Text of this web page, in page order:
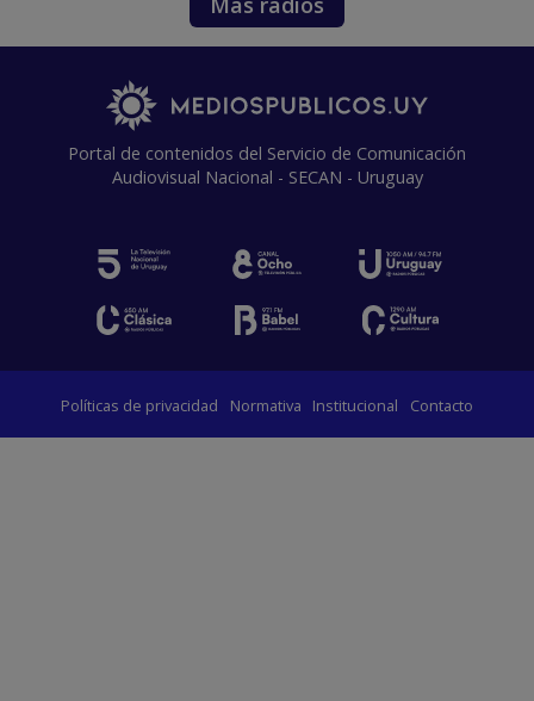
Portal de contenidos del Servicio de Comunicación
Audiovisual Nacional - SECAN - Uruguay
Políticas de privacidad Normativa Institucional Contacto